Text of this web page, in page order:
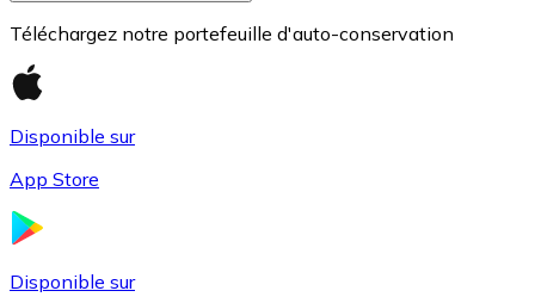
Téléchargez notre portefeuille d'auto-conservation
Disponible sur
App Store
Disponible sur